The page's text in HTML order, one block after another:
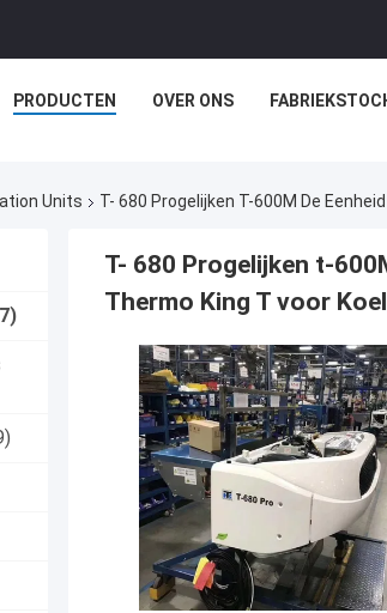
PRODUCTEN OVER ONS
Units T- 680 Progelijken T-600M De
T- 680 Progelijken t-
Thermo King T voor